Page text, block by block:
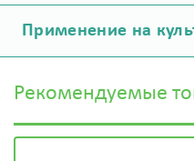
Применение на
Рекомендуемые